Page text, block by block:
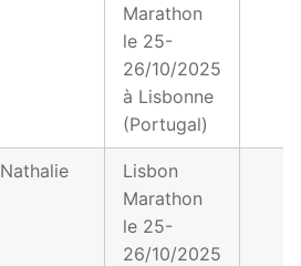
Marathon
le 25-
26/10/2025
à Lisbonne
(Portugal)
Nathalie
Lisbon
Marathon
le 25-
26/10/2025